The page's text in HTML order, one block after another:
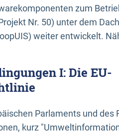
zum
Nr. 50) unter dem
weiter entwickelt.
I: Die EU-
Parlaments und des
kurz